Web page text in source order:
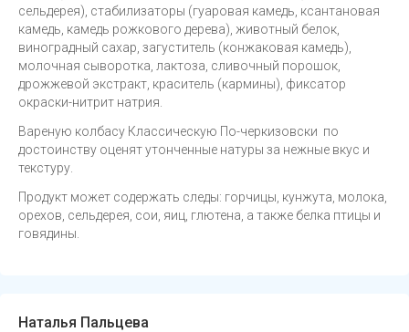
сельдерея), стабилизаторы (гуаровая камедь, ксантановая
камедь, камедь рожкового дерева), животный белок,
виноградный сахар, загуститель (конжаковая камедь),
молочная сыворотка, лактоза, сливочный порошок,
дрожжевой экстракт, краситель (кармины), фиксатор
окраски-нитрит натрия.
Вареную колбасу Классическую По-черкизовски по
достоинству оценят утонченные натуры за нежные вкус и
текстуру.
Продукт может содержать следы: горчицы, кунжута, молока,
орехов, сельдерея, сои, яиц, глютена, а также белка птицы и
говядины.
Наталья Пальцева